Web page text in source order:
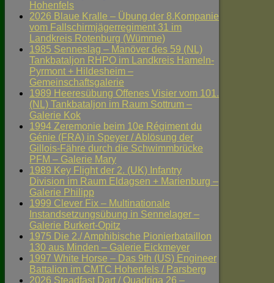
Hohenfels
2026 Blaue Kralle – Übung der 8.Kompanie
vom Fallschirmjägerregiment 31 im
Landkreis Rotenburg (Wümme)
1985 Senneslag – Manöver des 59 (NL)
Tankbataljon RHPO im Landkreis Hameln-
Pyrmont + Hildesheim –
Gemeinschaftsgalerie
1989 Heeresübung Offenes Visier vom 101.
(NL) Tankbataljon im Raum Sottrum –
Galerie Kok
1994 Zeremonie beim 10e Régiment du
Génie (FRA) in Speyer / Ablösung der
Gillois-Fähre durch die Schwimmbrücke
PFM – Galerie Mary
1989 Key Flight der 2. (UK) Infantry
Division im Raum Eldagsen + Marienburg –
Galerie Philipp
1999 Clever Fix – Multinationale
Instandsetzungsübung in Sennelager –
Galerie Burkert-Opitz
1975 Die 2./ Amphibische Pionierbataillon
130 aus Minden – Galerie Eickmeyer
1997 White Horse – Das 9th (US) Engineer
Battalion im CMTC Hohenfels / Parsberg
2026 Steadfast Dart / Quadriga 26 –